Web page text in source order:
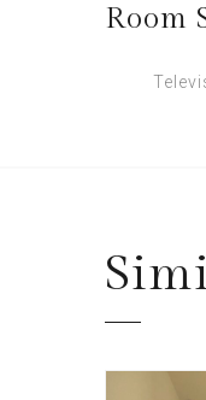
Room